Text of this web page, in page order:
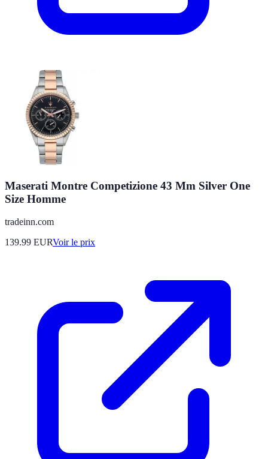
Maserati Montre Competizione 43 Mm Silver One
Size Homme
tradeinn.com
139.99 EURVoir le prix